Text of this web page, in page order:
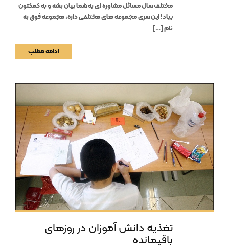
مختلف سال مسائل مشاوره ای به شما بیان بشه و به کمکتون
بیاد! این سری مجموعه های مختلفی داره، مجموعه فوق به
نام […]
ادامه مطلب
تغذیه دانش آموزان در روزهای
باقیمانده